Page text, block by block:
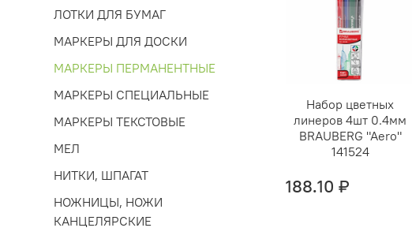
Набор цветных
линеров 4шт 0.4мм
BRAUBERG "Aero"
141524
188.10 ₽
ЛОТКИ ДЛЯ БУМАГ
МАРКЕРЫ ДЛЯ ДОСКИ
МАРКЕРЫ ПЕРМАНЕНТНЫЕ
МАРКЕРЫ СПЕЦИАЛЬНЫЕ
МАРКЕРЫ ТЕКСТОВЫЕ
МЕЛ
НИТКИ, ШПАГАТ
НОЖНИЦЫ, НОЖИ
КАНЦЕЛЯРСКИЕ